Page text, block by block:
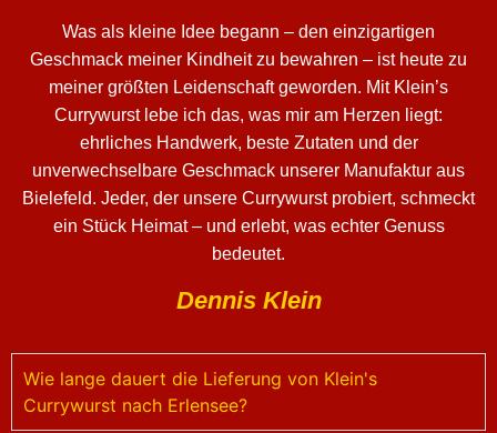
Was als kleine Idee begann – den einzigartigen
Geschmack meiner Kindheit zu bewahren – ist heute zu
meiner größten Leidenschaft geworden. Mit Klein’s
Currywurst lebe ich das, was mir am Herzen liegt:
ehrliches Handwerk, beste Zutaten und der
unverwechselbare Geschmack unserer Manufaktur aus
Bielefeld. Jeder, der unsere Currywurst probiert, schmeckt
ein Stück Heimat – und erlebt, was echter Genuss
bedeutet.
Dennis Klein
Wie lange dauert die Lieferung von Klein's
Currywurst nach Erlensee?